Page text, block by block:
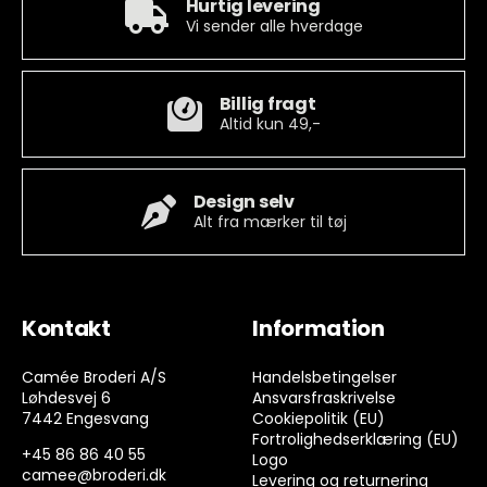
Hurtig levering
Vi sender alle hverdage
Billig fragt
Altid kun 49,-
Design selv
Alt fra mærker til tøj
Kontakt
Camée Broderi A/S
Løhdesvej 6
7442 Engesvang
+45 86 86 40 55
camee@broderi.dk
Information
Handelsbetingelser
Ansvarsfraskrivelse
Cookiepolitik (EU)
Fortrolighedserklæring (EU)
Logo
Levering og returnering